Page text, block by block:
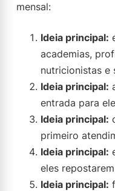
mensal:
Ideia principal:
academias,
nutricionistas e
Ideia principal:
entrada para
Ideia principal:
primeiro
Ideia principal:
eles
Ideia principal: